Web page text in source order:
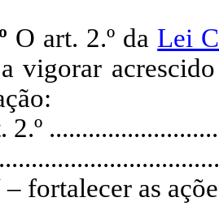
O art. 2.º da Lei
a vigorar
2.º ...
fortalecer as